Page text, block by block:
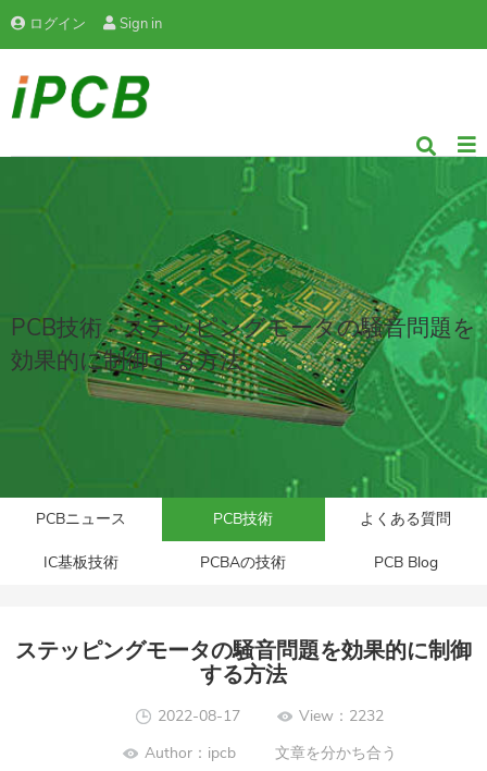
ログイン Sign in
PCB技術 - ステッピングモータの騒音問題を
効果的に制御する方法
PCBニュース PCB技術 よくある質問
IC基板技術 PCBAの技術 PCB Blog
ステッピングモータの騒音問題を効果的に制御
する方法
2022-08-17
View：2232
Author：ipcb 文章を分かち合う